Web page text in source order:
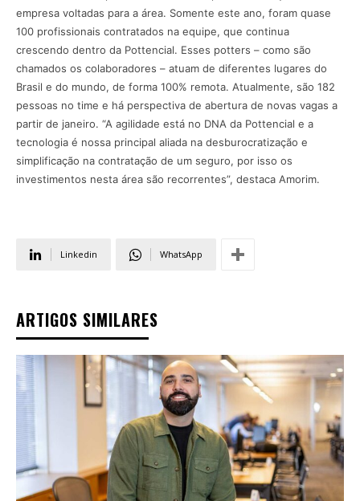
empresa voltadas para a área. Somente este ano, foram quase
100 profissionais contratados na equipe, que continua
crescendo dentro da Pottencial. Esses potters – como são
chamados os colaboradores – atuam de diferentes lugares do
Brasil e do mundo, de forma 100% remota. Atualmente, são 182
pessoas no time e há perspectiva de abertura de novas vagas a
partir de janeiro. “A agilidade está no DNA da Pottencial e a
tecnologia é nossa principal aliada na desburocratização e
simplificação na contratação de um seguro, por isso os
investimentos nesta área são recorrentes”, destaca Amorim.
Linkedin WhatsApp
ARTIGOS SIMILARES